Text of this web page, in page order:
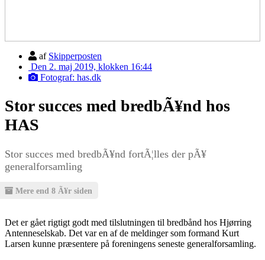
af Skipperposten
Den 2. maj 2019, klokken 16:44
Fotograf: has.dk
Stor succes med bredbÃ¥nd hos
HAS
Stor succes med bredbÃ¥nd fortÃ¦lles der pÃ¥
generalforsamling
Mere end 8 Ã¥r siden
Det er gået rigtigt godt med tilslutningen til bredbånd hos Hjørring
Antenneselskab. Det var en af de meldinger som formand Kurt
Larsen kunne præsentere på foreningens seneste generalforsamling.